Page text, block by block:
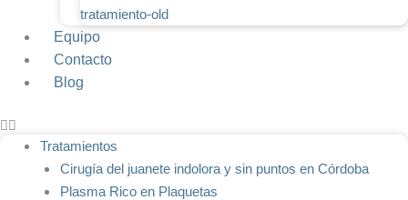
tratamiento-old
Equipo
Contacto
Blog
Tratamientos
Cirugía del juanete indolora y sin puntos en Córdoba
Plasma Rico en Plaquetas